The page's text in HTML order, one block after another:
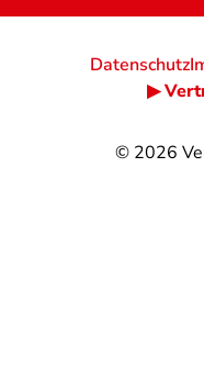
© 2026
Datenschutz
▶